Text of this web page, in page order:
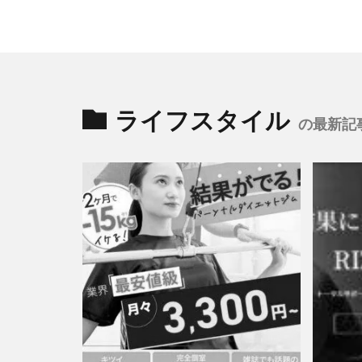
ライフスタイル の最新記